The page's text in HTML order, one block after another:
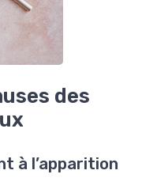
des
à l’apparition